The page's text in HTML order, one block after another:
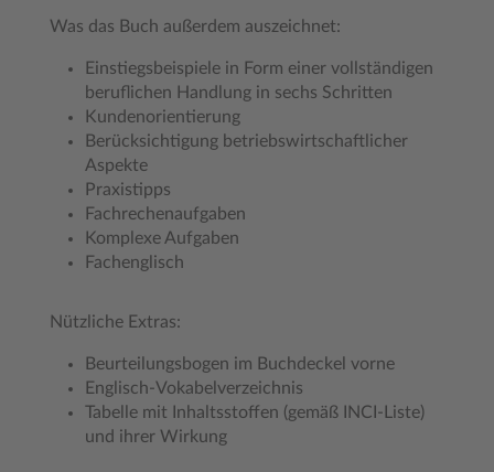
Was das Buch außerdem auszeichnet:
Einstiegsbeispiele in Form einer vollständigen
beruflichen Handlung in sechs Schritten
Kundenorientierung
Berücksichtigung betriebswirtschaftlicher
Aspekte
Praxistipps
Fachrechenaufgaben
Komplexe Aufgaben
Fachenglisch
Nützliche Extras:
Beurteilungsbogen im Buchdeckel vorne
Englisch-Vokabelverzeichnis
Tabelle mit Inhaltsstoffen (gemäß INCI-Liste)
und ihrer Wirkung